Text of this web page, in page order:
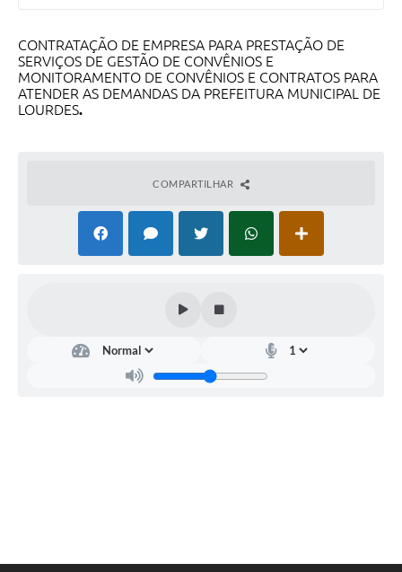
Cadastro para Estágio
Contas Públicas
Diário Oficial
Ouvidoria Municipal
CONTRATAÇÃO DE EMPRESA PARA PRESTAÇÃO DE
SERVIÇOS DE GESTÃO DE CONVÊNIOS E
MONITORAMENTO DE CONVÊNIOS E CONTRATOS PARA
ATENDER AS DEMANDAS DA PREFEITURA MUNICIPAL DE
LOURDES.
COMPARTILHAR